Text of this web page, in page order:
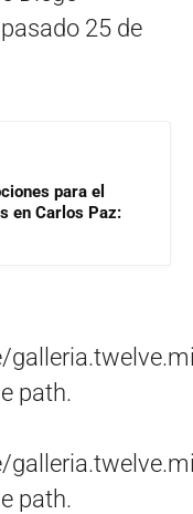
25 de
para el
en Carlos Paz:
path.
path.